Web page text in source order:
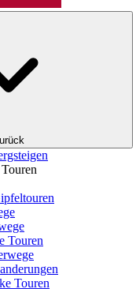
Touren
Touren